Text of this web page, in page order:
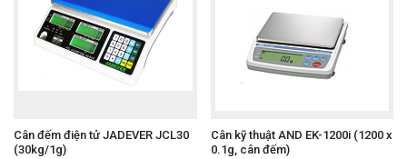
Cân đếm điện tử JADEVER JCL30
(30kg/1g)
Cân kỹ thuật AND EK-1200i (1200 x
0.1g, cân đếm)